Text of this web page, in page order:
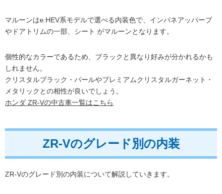
マルーンはe:HEV系モデルで選べる内装色で、インパネアッパーブ
やドアトリムの一部、シート がマルーンとなります。
個性的なカラーであるため、ブラックと異なり好みが分かれるかも
しれません。
クリスタルブラック・パールやプレミアムクリスタルガーネット・
メタリックとの相性が良いでしょう。
ホンダ ZR-Vの中古車一覧はこちら
ZR-Vのグレード別の内装
ZR-Vのグレード別の内装について解説していきます。